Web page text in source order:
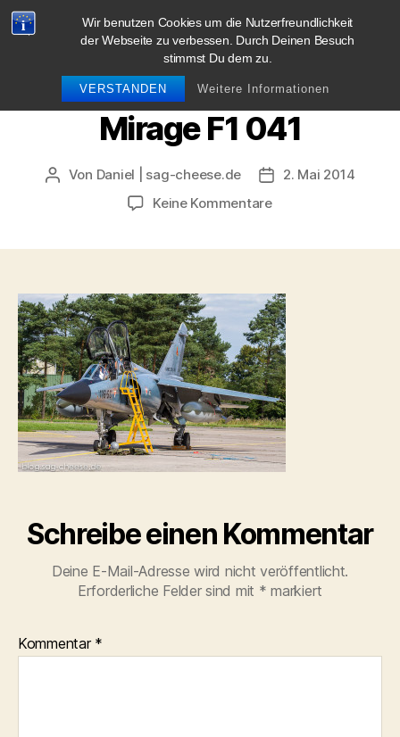
Wir benutzen Cookies um die Nutzerfreundlichkeit
der Webseite zu verbessen. Durch Deinen Besuch
stimmst Du dem zu.
VERSTANDEN Weitere Informationen
blog.sag-cheese.de
Mirage F1 041
Beitragsautor
Von Daniel | sag-cheese.de Beitragsdatum
2. Mai 2014
Keine Kommentarezu
Schreibe einen Kommentar
Deine E-Mail-Adresse wird nicht veröffentlicht.
Erforderliche Felder sind mit * markiert
Kommentar *